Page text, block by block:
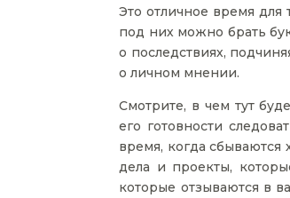
Это отличное время
под них можно брать
о последствиях,
о личном мнении.
Смотрите, в чем тут
его готовности
время, когда
дела и проекты,
которые отзываются в